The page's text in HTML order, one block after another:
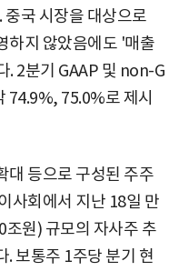
국 시장을 대상으로
하지 않았음에도 '매출
. 2분기 GAAP 및 non-G
74.9%, 75.0%로 제시
대 등으로 구성된 주주
사회에서 지난 18일 만
원) 규모의 자사주 추
. 보통주 1주당 분기 현